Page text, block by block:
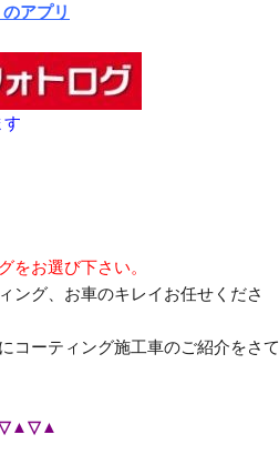
アプリ
す
をお選び下さい。
ング、お車のキレイお任せくださ
コーティング施工車のご紹介をさて